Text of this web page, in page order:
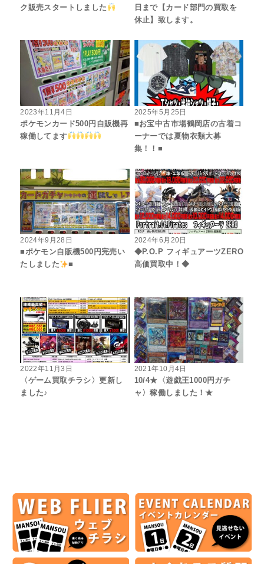
ク販売スタートしました
日まで【カード部門の買取を
休止】致します。
2023年11月4日
ポケモンカード500円自販機再
稼働してます
2025年5月25日
■お宝中古市場鶴岡店の古着コ
ーナーでは夏物衣類大募
集！！■
2024年9月28日
■ポケモン自販機500円完売い
たしました
■
2024年6月20日
◆P.O.P フィギュアーツZERO
高価買取中！◆
2022年11月3日
〈ゲーム買取チラシ〉更新し
ました♪
2021年10月4日
10/4★〈遊戯王1000円ガチ
ャ〉稼働しました！★